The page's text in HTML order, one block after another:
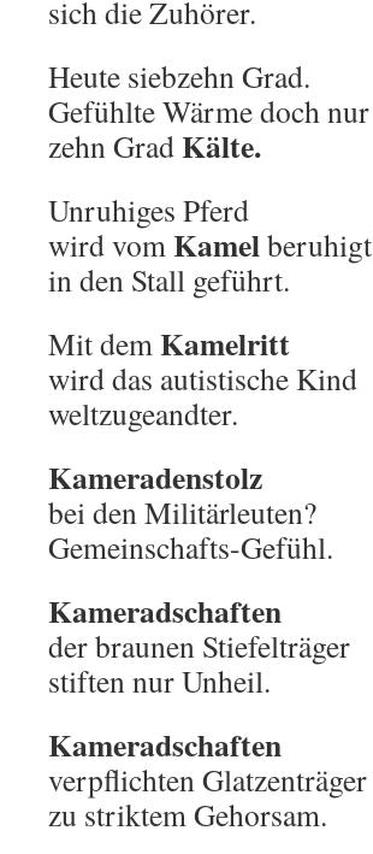
sich die Zuhörer.
Heute siebzehn Grad.
Gefühlte Wärme doch nur
zehn GradKälte.
Unruhiges Pferd
wird vomKamelberuhigt
in den Stall geführt.
Mit demKamelritt
wird das autistische Kind
weltzugeandter.
Kameradenstolz
bei den Militärleuten?
Gemeinschafts-Gefühl.
Kameradschaften
der braunen Stiefelträger
stiften nur Unheil.
Kameradschaften
verpflichten Glatzenträger
zu striktem Gehorsam.